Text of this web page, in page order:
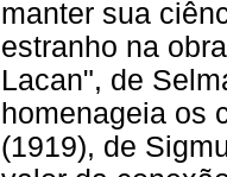
manter sua
estranho na
Lacan", de
homenageia os
(1919), de